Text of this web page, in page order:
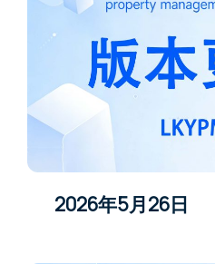
2026年5月26日